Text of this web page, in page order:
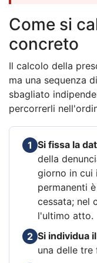
Come si
concreto
Il calcolo della
ma una sequenza
sbagliato
percorrerli
1 Si fissa la
della
giorno in cui
permanenti
cessata; nel
l'ultimo atto.
2 Si individua
una delle tre